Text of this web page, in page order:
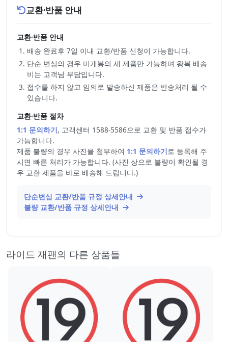
교환·반품 안내
교환·반품 안내
배송 완료후 7일 이내 교환/반품 신청이 가능합니다.
단순 변심의 경우 미개봉의 새 제품만 가능하며 왕복 배송
비는 고객님 부담입니다.
접수를 하지 않고 임의로 발송하신 제품은 반송처리 될 수
있습니다.
교환·반품 절차
1:1 문의하기, 고객센터 1588-5586으로 교환 및 반품 접수가
가능합니다.
제품 불량의 경우 사진을 첨부하여 1:1 문의하기로 등록해 주
시면 빠른 처리가 가능합니다. (사진 상으로 불량이 확인될 경
우 교환 제품을 바로 배송해 드립니다.)
단순변심 교환/반품 규정 상세안내
불량 교환/반품 규정 상세안내
라이드 재팬의 다른 상품들